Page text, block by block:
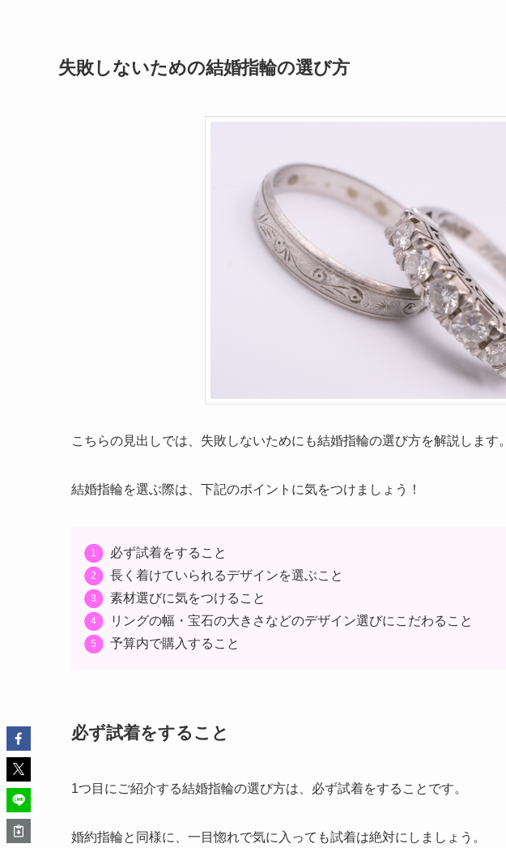
失敗しないための結婚指輪の選び方
こちらの見出しでは、失敗しないためにも結婚指輪の選び方を解説します。
結婚指輪を選ぶ際は、下記のポイントに気をつけましょう！
必ず試着をすること
長く着けていられるデザインを選ぶこと
素材選びに気をつけること
リングの幅・宝石の大きさなどのデザイン選びにこだわること
予算内で購入すること
必ず試着をすること
1つ目にご紹介する結婚指輪の選び方は、必ず試着をすることです。
婚約指輪と同様に、一目惚れで気に入っても試着は絶対にしましょう。